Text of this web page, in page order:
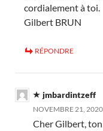
cordialement à toi.
Gilbert BRUN
RÉPONDRE
jmbardintzeff
NOVEMBRE 21,
Cher Gilbert,